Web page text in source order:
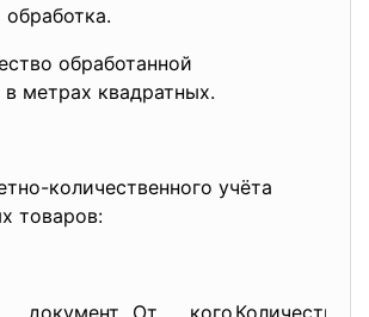
обработанной
в метрах квадратных.
количественного учёта
товаров:
От кого Количество